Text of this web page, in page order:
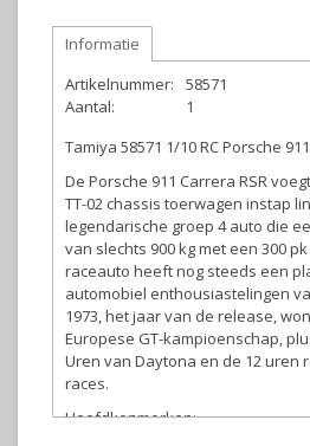
Informatie
Artikelnummer:
58571
Aantal:
1
Tamiya 58571 1/10 RC Porsche
De Porsche 911 Carrera RSR
TT-02 chassis toerwagen instap
legendarische groep 4 auto die
van slechts 900 kg met een 300
raceauto heeft nog steeds een
automobiel enthousiastelingen
1973, het jaar van de release,
Europese GT-kampioenschap,
Uren van Daytona en de 12 uren
races.
Hoofdkenmerken: